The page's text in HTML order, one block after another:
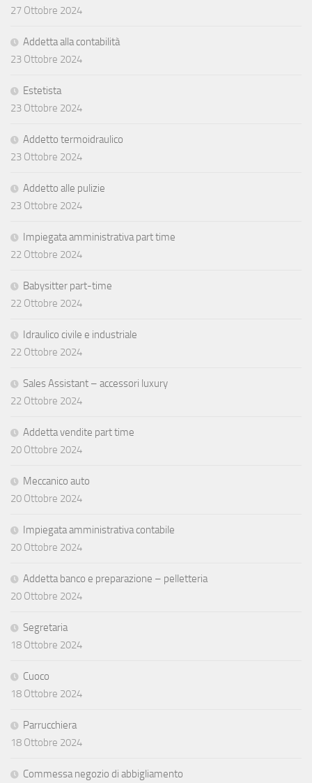
27 Ottobre 2024
Addetta alla contabilità
23 Ottobre 2024
Estetista
23 Ottobre 2024
Addetto termoidraulico
23 Ottobre 2024
Addetto alle pulizie
23 Ottobre 2024
Impiegata amministrativa part time
22 Ottobre 2024
Babysitter part-time
22 Ottobre 2024
Idraulico civile e industriale
22 Ottobre 2024
Sales Assistant – accessori luxury
22 Ottobre 2024
Addetta vendite part time
20 Ottobre 2024
Meccanico auto
20 Ottobre 2024
Impiegata amministrativa contabile
20 Ottobre 2024
Addetta banco e preparazione – pelletteria
20 Ottobre 2024
Segretaria
18 Ottobre 2024
Cuoco
18 Ottobre 2024
Parrucchiera
18 Ottobre 2024
Commessa negozio di abbigliamento